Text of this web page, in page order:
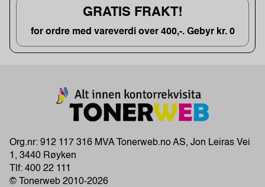
GRATIS FRAKT!
for ordre med vareverdi over 400,-. Gebyr kr. 0
Org.nr: 912 117 316 MVA Tonerweb.no AS, Jon Leiras Vei
1, 3440 Røyken
Tlf: 400 22 111
© Tonerweb 2010-2026